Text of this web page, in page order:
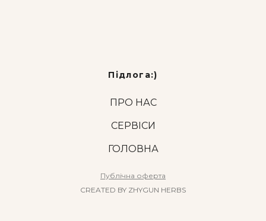
Підлога:)
ПРО НАС
СЕРВІСИ
ГОЛОВНА
Публічна оферта
CREATED BY ZHYGUN HERBS